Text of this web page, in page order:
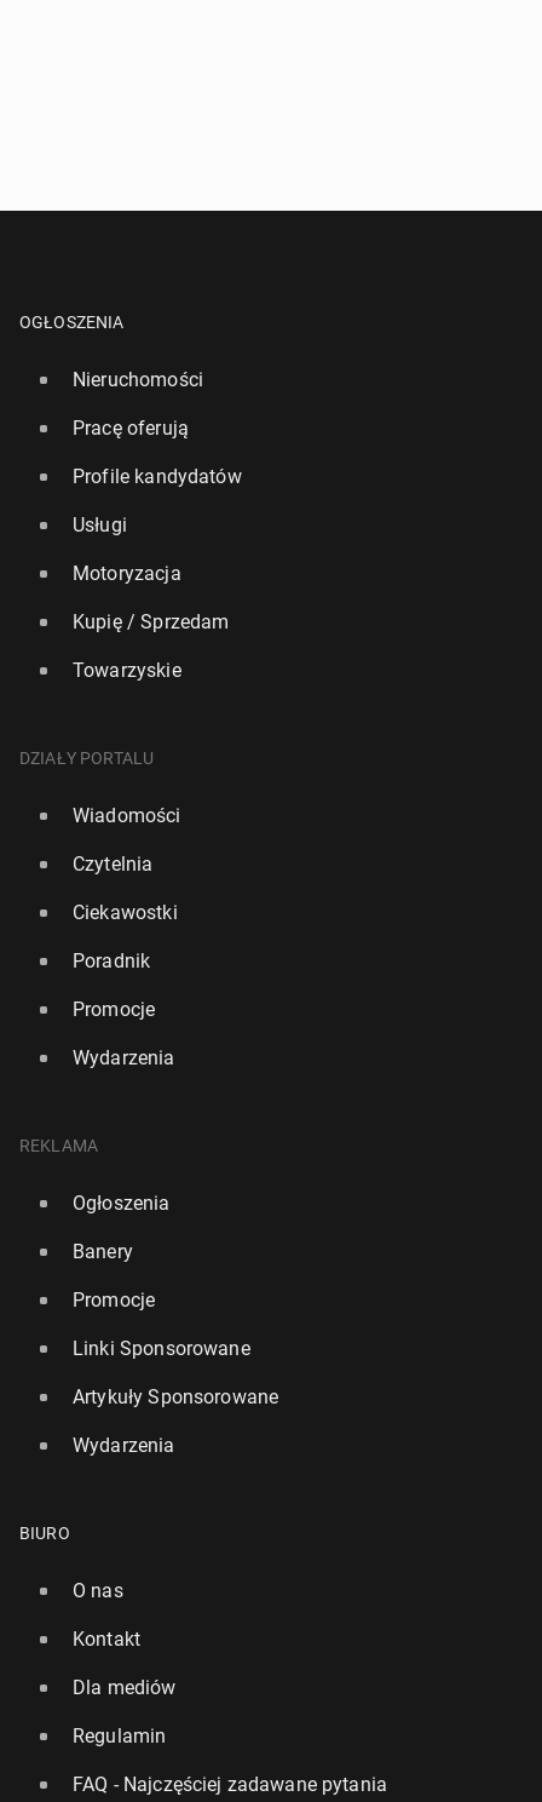
OGŁOSZENIA
Nieruchomości
Pracę oferują
Profile kandydatów
Usługi
Motoryzacja
Kupię / Sprzedam
Towarzyskie
DZIAŁY PORTALU
Wiadomości
Czytelnia
Ciekawostki
Poradnik
Promocje
Wydarzenia
REKLAMA
Ogłoszenia
Banery
Promocje
Linki Sponsorowane
Artykuły Sponsorowane
Wydarzenia
BIURO
O nas
Kontakt
Dla mediów
Regulamin
FAQ - Najczęściej zadawane pytania